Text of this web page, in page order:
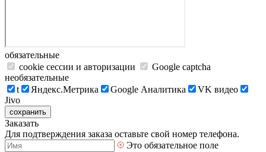
обязательные
cookie сессии и авторизации
Google captcha
необязательные
t
Яндекс.Метрика Google Аналитика
VK видео
Jivo
сохранить
Заказать
Для подтверждения заказа оставьте свой номер телефона.
Это обязательное поле